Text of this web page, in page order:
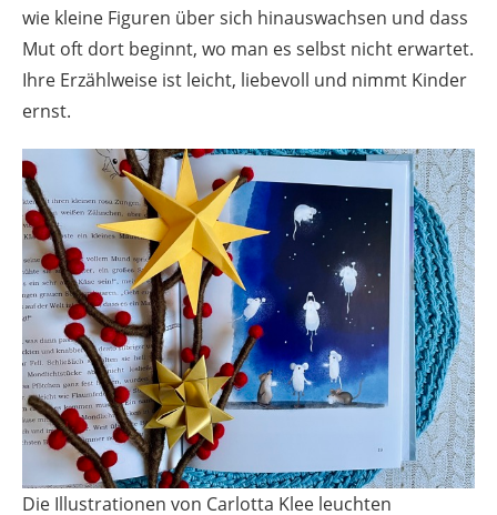
wie kleine Figuren über sich hinauswachsen und dass
Mut oft dort beginnt, wo man es selbst nicht erwartet.
Ihre Erzählweise ist leicht, liebevoll und nimmt Kinder
ernst.
Die Illustrationen von Carlotta Klee leuchten